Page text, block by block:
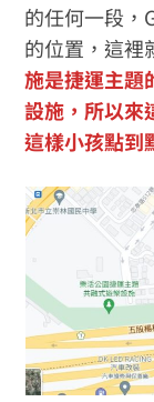
的任何一段，
的位置，這裡
施是捷運主題
設施，所以來
這樣小孩點到